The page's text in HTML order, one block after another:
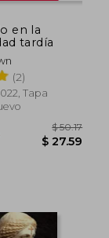
Rápido
en la
tardía
(2)
Tapa